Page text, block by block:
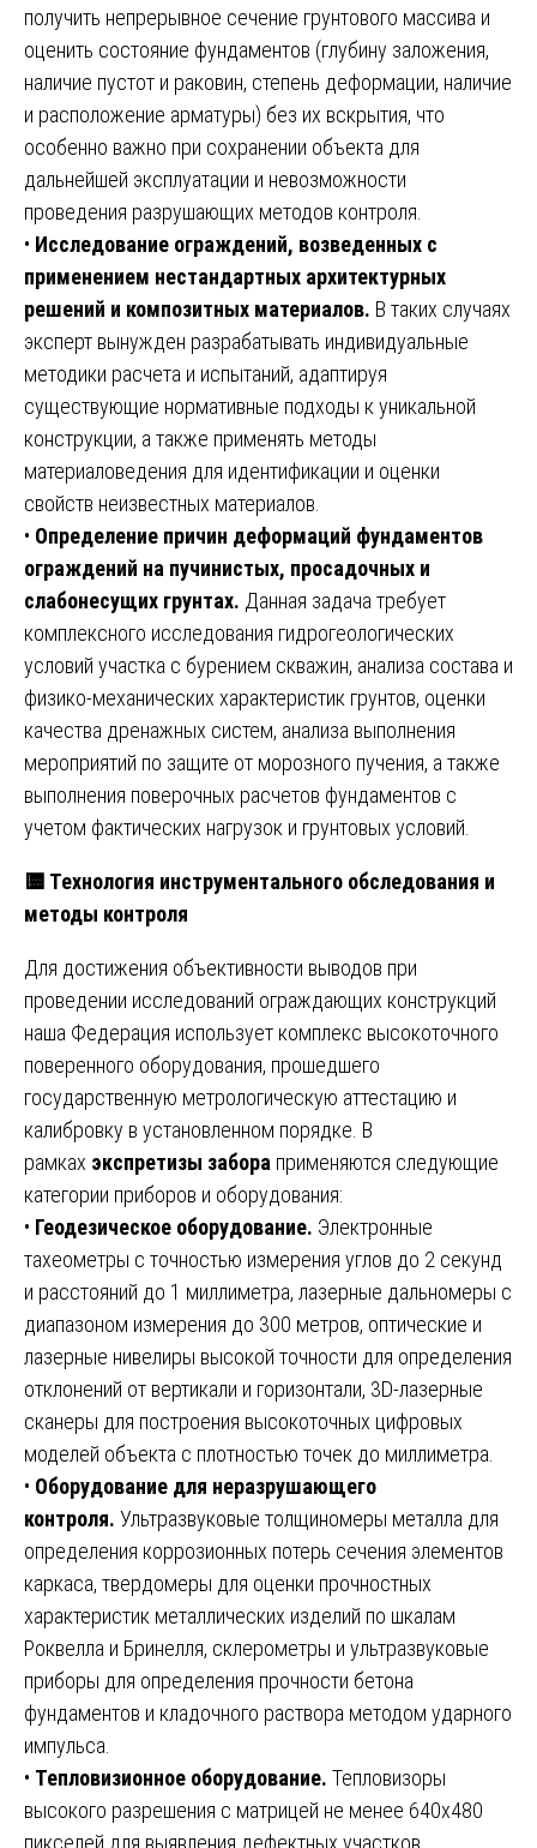
получить непрерывное сечение грунтового массива и
оценить состояние фундаментов (глубину заложения,
наличие пустот и раковин, степень деформации, наличие
и расположение арматуры) без их вскрытия, что
особенно важно при сохранении объекта для
дальнейшей эксплуатации и невозможности
проведения разрушающих методов контроля.
• Исследование ограждений, возведенных с
применением нестандартных архитектурных
решений и композитных материалов. В таких случаях
эксперт вынужден разрабатывать индивидуальные
методики расчета и испытаний, адаптируя
существующие нормативные подходы к уникальной
конструкции, а также применять методы
материаловедения для идентификации и оценки
свойств неизвестных материалов.
• Определение причин деформаций фундаментов
ограждений на пучинистых, просадочных и
слабонесущих грунтах. Данная задача требует
комплексного исследования гидрогеологических
условий участка с бурением скважин, анализа состава и
физико-механических характеристик грунтов, оценки
качества дренажных систем, анализа выполнения
мероприятий по защите от морозного пучения, а также
выполнения поверочных расчетов фундаментов с
учетом фактических нагрузок и грунтовых условий.
🟨 Технология инструментального обследования и
методы контроля
Для достижения объективности выводов при
проведении исследований ограждающих конструкций
наша Федерация использует комплекс высокоточного
поверенного оборудования, прошедшего
государственную метрологическую аттестацию и
калибровку в установленном порядке. В
рамках экспретизы забора применяются следующие
категории приборов и оборудования:
• Геодезическое оборудование. Электронные
тахеометры с точностью измерения углов до 2 секунд
и расстояний до 1 миллиметра, лазерные дальномеры с
диапазоном измерения до 300 метров, оптические и
лазерные нивелиры высокой точности для определения
отклонений от вертикали и горизонтали, 3D-лазерные
сканеры для построения высокоточных цифровых
моделей объекта с плотностью точек до миллиметра.
• Оборудование для неразрушающего
контроля. Ультразвуковые толщиномеры металла для
определения коррозионных потерь сечения элементов
каркаса, твердомеры для оценки прочностных
характеристик металлических изделий по шкалам
Роквелла и Бринелля, склерометры и ультразвуковые
приборы для определения прочности бетона
фундаментов и кладочного раствора методом ударного
импульса.
• Тепловизионное оборудование. Тепловизоры
высокого разрешения с матрицей не менее 640х480
пикселей для выявления дефектных участков